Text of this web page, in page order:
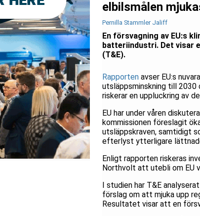
elbilsmålen
Pernilla Stammler Jaliff
En försvagning av EU:s
batteriindustri. Det visar
(T&E).
Rapporten avser EU:s
utsläppsminskning till 2030
riskerar en uppluckring av
EU har under våren
kommissionen föreslagit
utsläppskraven, samtidigt
efterlyst ytterligare
Enligt rapporten riskeras
Northvolt att utebli om EU
I studien har T&E
förslag om att mjuka upp
Resultatet visar att en